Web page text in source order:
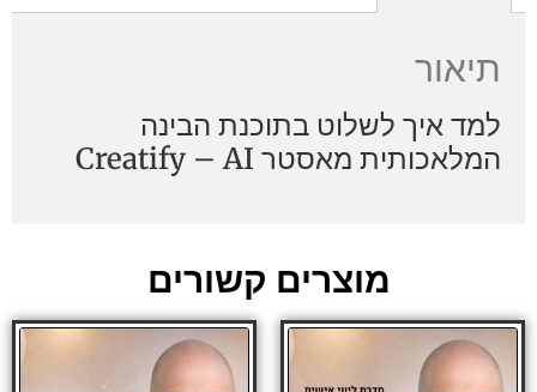
תיאור
למד איך לשלוט בתוכנת הבינה
המלאכותית מאסטר Creatify – AI
מוצרים קשורים